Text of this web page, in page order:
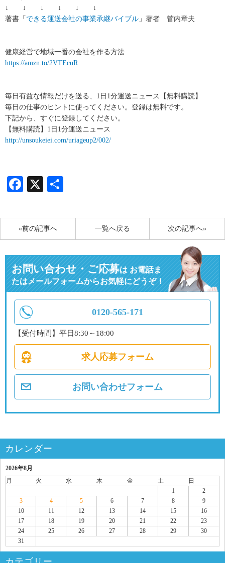
↓ ↓ ↓ ↓ ↓ ↓
著書「 できる運送会社の事業承継バイブル 」著者 菅内章夫
健康経営で地域一番の会社を作る方法
https://amzn.to/2VTEcuR
毎日有益な情報だけを送る、1日1分運送ニュース【無料購読】
毎日の仕事のヒントに使ってください。登録は無料です。
下記から、すぐに登録してください。
【無料購読】1日1分運送ニュース
http://unsoukeiei.com/uriageup2/002/
Facebook
X
«前の記事へ 次の記事へ»
一覧へ戻る
お問い合わせ・ご応募はお電話ま
たはメールフォームからお気軽にどうぞ！
0120-565-171
【受付時間】平日8:30～18:00
求人応募フォーム
お問い合わせフォーム
カレンダー
2026年8月
月
火 水 木 金 土
日
1
2
3
4 5 6 7 8
9
10
11 12 13 14 15
16
17
18 19 20 21 22
23
24
25 26 27 28 29
30
31